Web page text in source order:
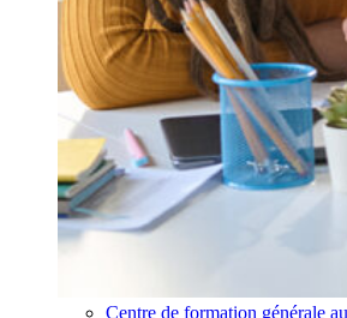
Centre de formation générale